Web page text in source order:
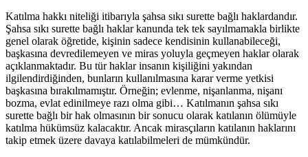
Katılma hakkı niteliği itibarıyla şahsa sıkı surette bağlı haklardandır.
Şahsa sıkı surette bağlı haklar kanunda tek tek sayılmamakla birlikte
genel olarak öğretide, kişinin sadece kendisinin kullanabileceği,
başkasına devredilemeyen ve miras yoluyla geçmeyen haklar olarak
açıklanmaktadır. Bu tür haklar insanın kişiliğini yakından
ilgilendirdiğinden, bunların kullanılmasına karar verme yetkisi
başkasına bırakılmamıştır. Örneğin; evlenme, nişanlanma, nişanı
bozma, evlat edinilmeye razı olma gibi… Katılmanın şahsa sıkı
surette bağlı bir hak olmasının bir sonucu olarak katılanın ölümüyle
katılma hükümsüz kalacaktır. Ancak mirasçıların katılanın haklarını
takip etmek üzere davaya katılabilmeleri de mümkündür.